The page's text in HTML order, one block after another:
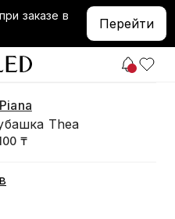
заказе в
Перейти
Thea
₸